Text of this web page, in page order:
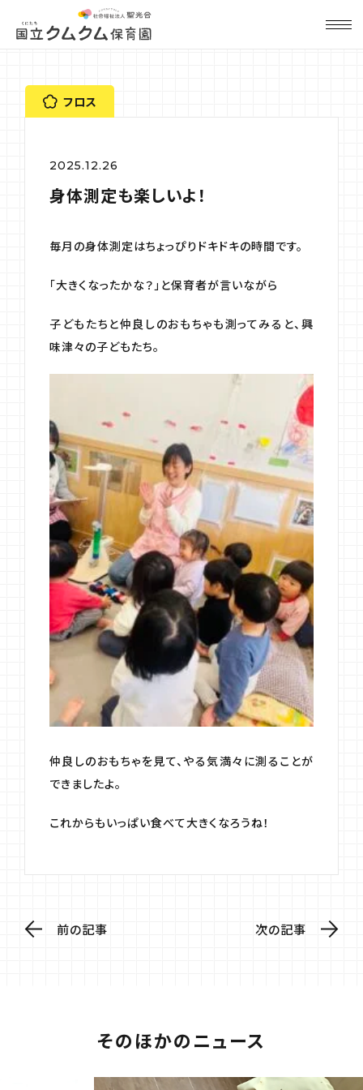
フロス
2025.12.26
身体測定も楽しいよ！
毎月の身体測定はちょっぴりドキドキの時間です。
「大きくなったかな？」と保育者が言いながら
子どもたちと仲良しのおもちゃも測ってみると、興
味津々の子どもたち。
仲良しのおもちゃを見て、やる気満々に測ることが
できましたよ。
これからもいっぱい食べて大きくなろうね！
前の記事 次の記事
そのほかのニュース